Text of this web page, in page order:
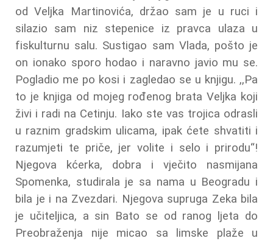
od Veljka Martinovića, držao sam je u ruci i
silazio sam niz stepenice iz pravca ulaza u
fiskulturnu salu. Sustigao sam Vlada, pošto je
on ionako sporo hodao i naravno javio mu se.
Pogladio me po kosi i zagledao se u knjigu. ,,Pa
to je knjiga od mojeg rođenog brata Veljka koji
živi i radi na Cetinju. Iako ste vas trojica odrasli
u raznim gradskim ulicama, ipak ćete shvatiti i
razumjeti te priče, jer volite i selo i prirodu“!
Njegova kćerka, dobra i vječito nasmijana
Spomenka, studirala je sa nama u Beogradu i
bila je i na Zvezdari. Njegova supruga Zeka bila
je učiteljica, a sin Bato se od ranog ljeta do
Preobraženja nije micao sa limske plaže u